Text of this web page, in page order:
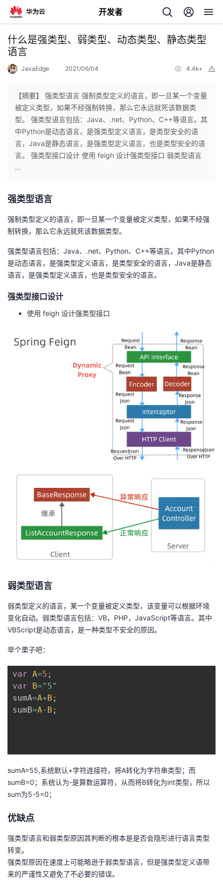
开发者
返
回
个
人
主
页
我
的
开
发
我
博
的
我
堂
我
的
课
程
我
的
认
证
我
的
实
验
我
的
收
技
术
支
持
的
云
声
建
议
什么是强类型、弱类型、动态类型、静态类型
语言
JavaEdge 2021/06/04 4.4k+
【摘要】 强类型语言 强制类型定义的语言，即一旦某一个变量
被定义类型，如果不经强制转换，那么它永远就死该数据类
型。 强类型语言包括：Java、.net、Python、C++等语言。其
中Python是动态语言，是强类型定义语言，是类型安全的语
言，Java是静态语言，是强类型定义语言，也是类型安全的语
言。 强类型接口设计 使用 feigh 设计强类型接口 弱类型语言
...
强类型语言
强制类型定义的语言，即一旦某一个变量被定义类型，如果不经强
制转换，那么它永远就死该数据类型。
强类型语言包括：Java、.net、Python、C++等语言。其中Python
是动态语言，是强类型定义语言，是类型安全的语言，Java是静态
语言，是强类型定义语言，也是类型安全的语言。
强类型接口设计
使用 feigh 设计强类型接口
弱类型语言
弱类型定义的语言，某一个变量被定义类型，该变量可以根据环境
变化自动。弱类型语言包括：VB，PHP，JavaScript等语言。其中
VBScript是动态语言，是一种类型不安全的原因。
举个栗子吧：
var A=5 ;
var
B="5"
sumA=A+B ;
sumB=A- B ;
sumA=55,系统默认+字符连接符，将A转化为字符串类型；而
sumB=0；系统认为-是算数运算符，从而将B转化为int类型，所以
sum为5-5=0；
优缺点
强类型语言和弱类型原因其判断的根本是是否会隐形进行语言类型
转变。
强类型原因在速度上可能略逊于弱类型语言，但是强类型定义语带
来的严谨性又避免了不必要的错误。